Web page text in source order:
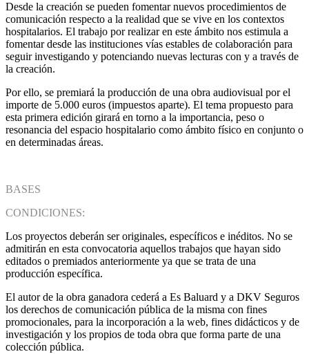
Desde la creación se pueden fomentar nuevos procedimientos de
comunicación respecto a la realidad que se vive en los contextos
hospitalarios. El trabajo por realizar en este ámbito nos estimula a
fomentar desde las instituciones vías estables de colaboración para
seguir investigando y potenciando nuevas lecturas con y a través de
la creación.
Por ello, se premiará la producción de una obra audiovisual por el
importe de 5.000 euros (impuestos aparte). El tema propuesto para
esta primera edición girará en torno a la importancia, peso o
resonancia del espacio hospitalario como ámbito físico en conjunto o
en determinadas áreas.
BASES
CONDICIONES:
Los proyectos deberán ser originales, específicos e inéditos. No se
admitirán en esta convocatoria aquellos trabajos que hayan sido
editados o premiados anteriormente ya que se trata de una
producción específica.
El autor de la obra ganadora cederá a Es Baluard y a DKV Seguros
los derechos de comunicación pública de la misma con fines
promocionales, para la incorporación a la web, fines didácticos y de
investigación y los propios de toda obra que forma parte de una
colección pública.